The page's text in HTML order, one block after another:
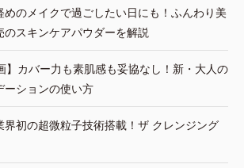
めのメイクで過ごしたい日にも！ふんわり美
のスキンケアパウダーを解説
】カバー力も素肌感も妥協なし！新・大人の
ーションの使い方
界初の超微粒子技術搭載！ザ クレンジング